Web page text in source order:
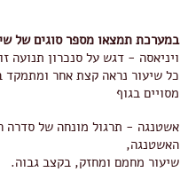
במערכת תמצאו מספר סוגים של
ויניאסה - דגש על סנכרון תנועה
כל שיעור נראה קצת אחר ומתמקד
מסויים בגוף
אשטנגה - תרגול מונחה של סדרה
האשטנגה,
שיעור מחמם ומחזק, בקצב גבוה.